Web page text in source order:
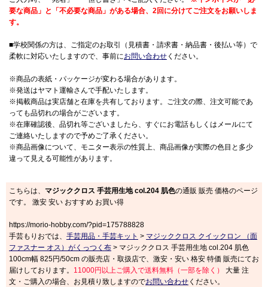
要な商品」と「不必要な商品」がある場合、2回に分けてご注文をお願いしま
す。
■学校関係の方は、ご指定のお取引（見積書・請求書・納品書・後払い等）で
柔軟に対応いたしますので、事前にお問い合わせ ください。
※商品の表紙・パッケージが変わる場合があります。
※発送はヤマト運輸さんで手配いたします。
※掲載商品は実店舗と在庫を共有しております。ご注文の際、注文可能であ
っても品切れの場合がございます。
※在庫確認後、品切れ等ございましたら、すぐにお電話もしくはメールにて
ご連絡いたしますので予めご了承ください。
※商品画像について、モニター表示の性質上、商品画像が実際の色目と多少
違って見える可能性があります。
こちらは、 マジッククロス 手芸用生地 col.204 肌色の通販 販売 価格のページ
です。 激安 安い おすすめ お買い得
https://morio-hobby.com/?pid=175788828
手芸もりおでは、 手芸用品・手芸キット > マジッククロス クイックロン （面
ファスナー オス）がくっつく布 > マジッククロス 手芸用生地 col.204 肌色
100cm幅 825円/50cm の販売店・取扱店で、激安・安い 格安 特価 販売にてお
届けしております。 11000円以上ご購入で送料無料（一部を除く）
大量 注
文・ご購入の場合、お見積り致しますのでお問い合わせ ください。